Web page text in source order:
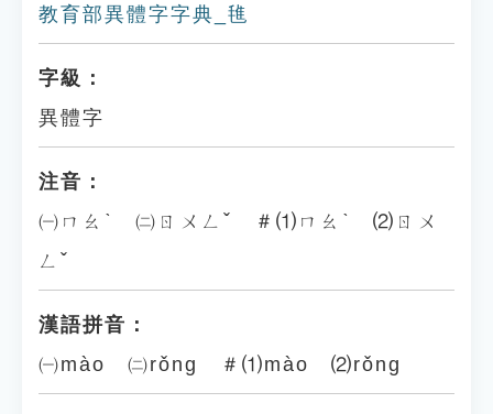
教育部異體字字典_㲝
字級：
異體字
注音：
㈠ㄇㄠˋ ㈡ㄖㄨㄥˇ ＃⑴ㄇㄠˋ ⑵ㄖㄨ
ㄥˇ
漢語拼音：
㈠mào ㈡rǒng ＃⑴mào ⑵rǒng